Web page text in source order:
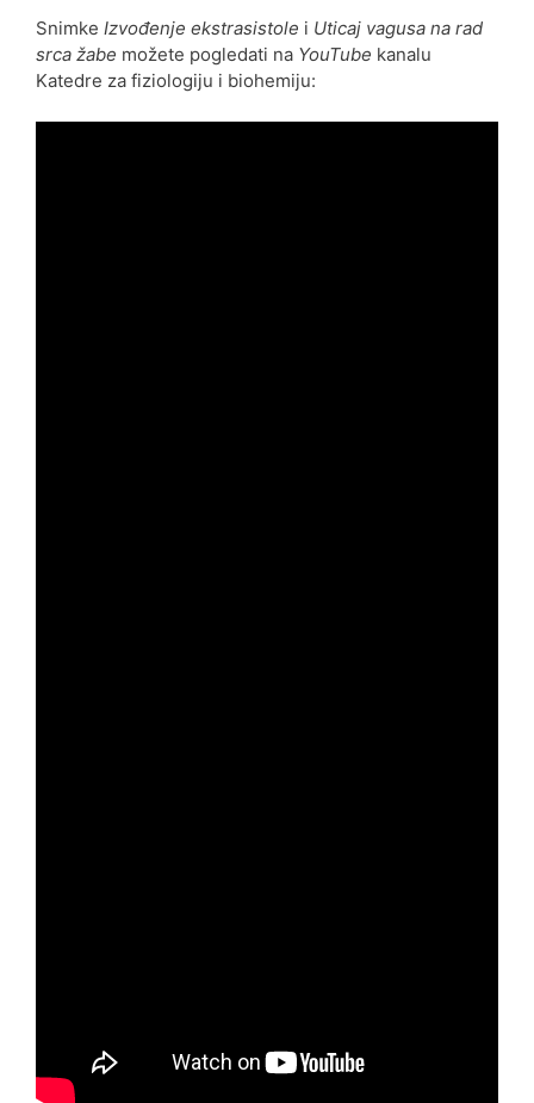
Snimke Izvođenje ekstrasistole i Uticaj vagusa na rad
srca žabe možete pogledati na YouTube kanalu
Katedre za fiziologiju i biohemiju: